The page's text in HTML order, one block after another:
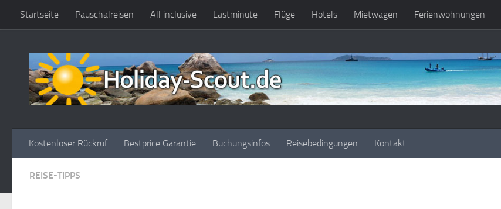
Zum Inhalt springen
Startseite Pauschalreisen All inclusive Lastminute Flüge Hotels Mietwagen Ferienwohnungen
Kostenloser Rückruf Bestprice Garantie Buchungsinfos Reisebedingungen Kontakt
REISE-TIPPS